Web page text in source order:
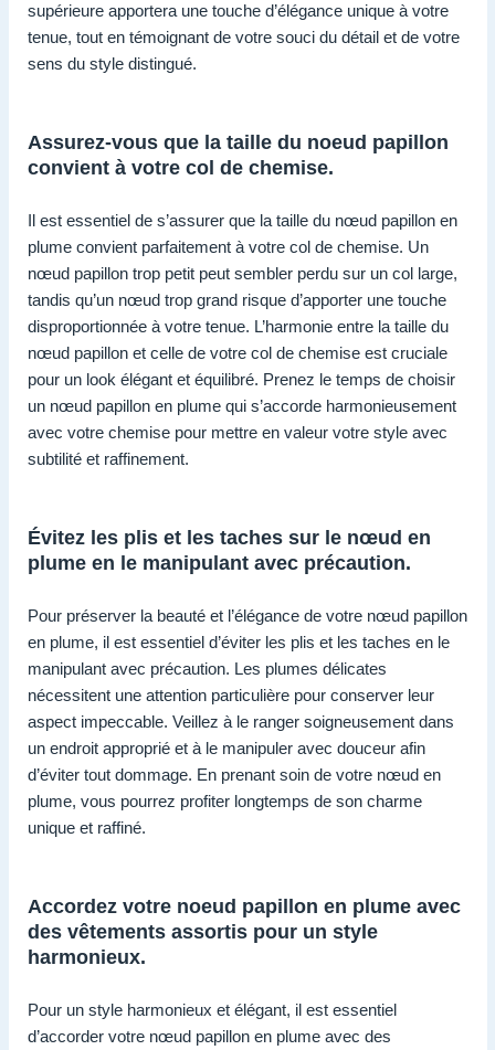
supérieure apportera une touche d’élégance unique à votre
tenue, tout en témoignant de votre souci du détail et de votre
sens du style distingué.
Assurez-vous que la taille du noeud papillon
convient à votre col de chemise.
Il est essentiel de s’assurer que la taille du nœud papillon en
plume convient parfaitement à votre col de chemise. Un
nœud papillon trop petit peut sembler perdu sur un col large,
tandis qu’un nœud trop grand risque d’apporter une touche
disproportionnée à votre tenue. L’harmonie entre la taille du
nœud papillon et celle de votre col de chemise est cruciale
pour un look élégant et équilibré. Prenez le temps de choisir
un nœud papillon en plume qui s’accorde harmonieusement
avec votre chemise pour mettre en valeur votre style avec
subtilité et raffinement.
Évitez les plis et les taches sur le nœud en
plume en le manipulant avec précaution.
Pour préserver la beauté et l’élégance de votre nœud papillon
en plume, il est essentiel d’éviter les plis et les taches en le
manipulant avec précaution. Les plumes délicates
nécessitent une attention particulière pour conserver leur
aspect impeccable. Veillez à le ranger soigneusement dans
un endroit approprié et à le manipuler avec douceur afin
d’éviter tout dommage. En prenant soin de votre nœud en
plume, vous pourrez profiter longtemps de son charme
unique et raffiné.
Accordez votre noeud papillon en plume avec
des vêtements assortis pour un style
harmonieux.
Pour un style harmonieux et élégant, il est essentiel
d’accorder votre nœud papillon en plume avec des